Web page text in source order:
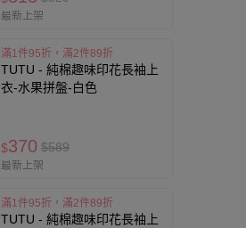
最新上架
滿1件95折，滿2件89折
TUTU - 純棉趣味印花長袖上
衣-水果拼盤-白色
$370 $589
最新上架
滿1件95折，滿2件89折
TUTU - 純棉趣味印花長袖上